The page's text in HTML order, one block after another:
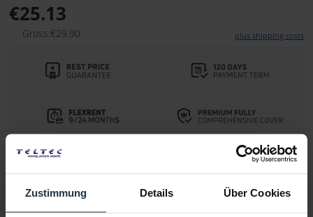
Zustimmung Details Über Cookies
€25.13
Gross:€29.90 plus shipping costs
Delivery time:
Alternatives in stock Add to wishlist